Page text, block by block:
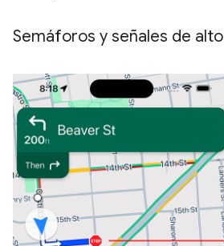
Semáforos y señales de alto